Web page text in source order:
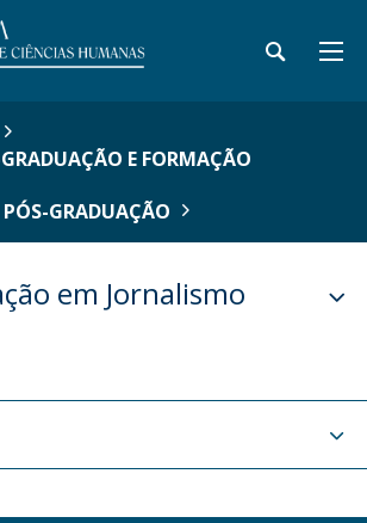
E FORMAÇÃO
GRADUAÇÃO
em Jornalismo